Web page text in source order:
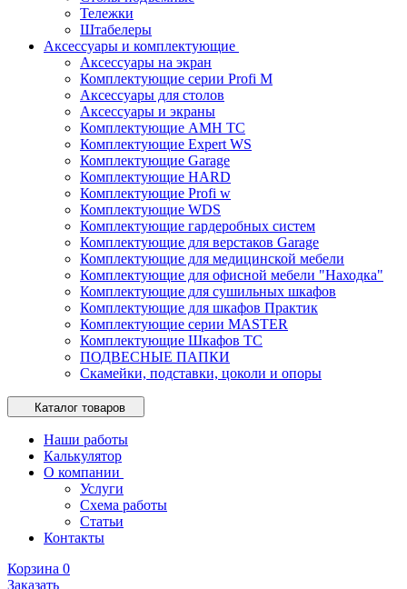
Тележки
Штабелеры
Аксессуары и комплектующие
Аксессуары на экран
Комплектующие серии Profi M
Аксессуары для столов
Аксессуары и экраны
Комплектующие AMH TC
Комплектующие Expert WS
Комплектующие Garage
Комплектующие HARD
Комплектующие Profi w
Комплектующие WDS
Комплектующие гардеробных систем
Комплектующие для верстаков Garage
Комплектующие для медицинской мебели
Комплектующие для офисной мебели "Находка"
Комплектующие для сушильных шкафов
Комплектующие для шкафов Практик
Комплектующие серии MASTER
Комплектующие Шкафов ТС
ПОДВЕСНЫЕ ПАПКИ
Скамейки, подставки, цоколи и опоры
Каталог товаров
Наши работы
Калькулятор
О компании
Услуги
Схема работы
Статьи
Контакты
Корзина 0
Заказать